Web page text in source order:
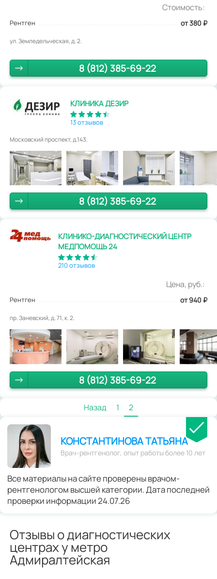
Стоимость:
Рентген от 380 ₽
ул. Земледельческая, д. 2.
8 (812) 385-69-22
КЛИНИКА ДЕЗИР
13 отзывов
Московский проспект, д.143.
8 (812) 385-69-22
КЛИНИКО-ДИАГНОСТИЧЕСКИЙ ЦЕНТР
МЕДПОМОЩЬ 24
210 отзывов
Цена, руб.:
Рентген от 940 ₽
пр. Заневский, д. 71, к. 2.
8 (812) 385-69-22
Назад 1 2
КОНСТАНТИНОВА ТАТЬЯНА
Врач-рентгенолог, опыт работы более 10 лет
Все материалы на сайте проверены врачом-
рентгенологом высшей категории. Дата последней
проверки информации 24.07.26
Отзывы о диагностических
центрах у метро
Адмиралтейская